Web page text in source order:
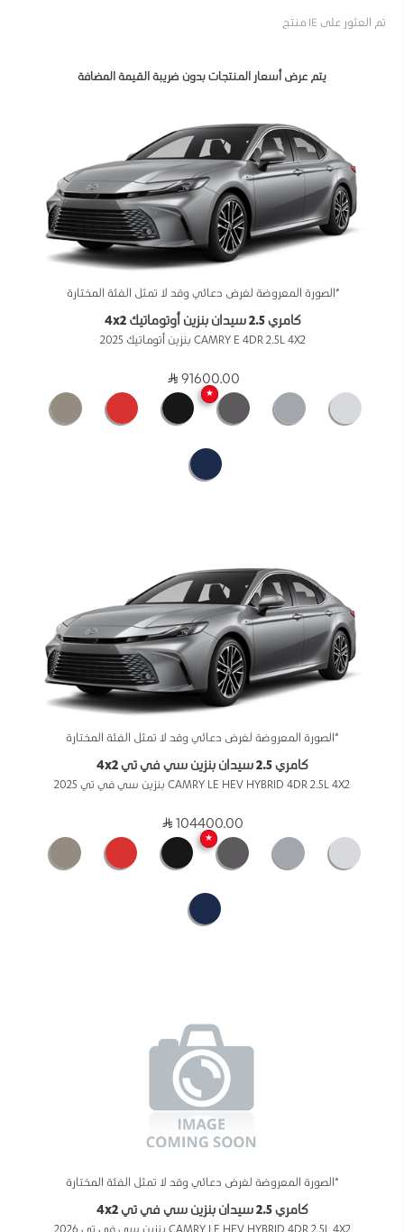
تم العثور على ١٤ منتج
يتم عرض أسعار المنتجات بدون ضريبة القيمة المضافة
*الصورة المعروضة لغرض دعائي وقد لا تمثل الفئة المختارة
كامري 2.5 سيدان بنزين أوتوماتيك 4x2
CAMRY E 4DR 2.5L 4X2 بنزين أتوماتيك 2025
91600.00
★
*الصورة المعروضة لغرض دعائي وقد لا تمثل الفئة المختارة
كامري 2.5 سيدان بنزين سي في تي 4x2
CAMRY LE HEV HYBRID 4DR 2.5L 4X2 بنزين سي في تي 2025
104400.00
★
*الصورة المعروضة لغرض دعائي وقد لا تمثل الفئة المختارة
كامري 2.5 سيدان بنزين سي في تي 4x2